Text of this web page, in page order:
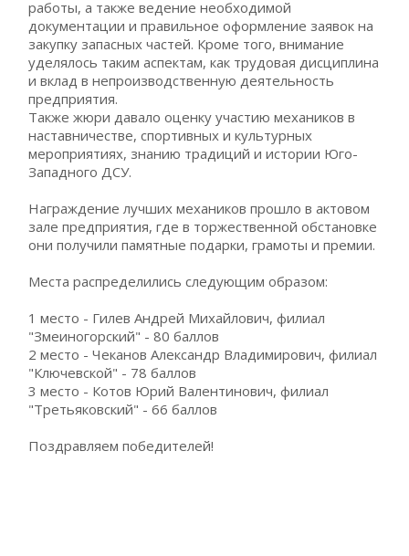
работы, а также ведение необходимой
документации и правильное оформление заявок на
закупку запасных частей. Кроме того, внимание
уделялось таким аспектам, как трудовая дисциплина
и вклад в непроизводственную деятельность
предприятия.
Также жюри давало оценку участию механиков в
наставничестве, спортивных и культурных
мероприятиях, знанию традиций и истории Юго-
Западного ДСУ.
Награждение лучших механиков прошло в актовом
зале предприятия, где в торжественной обстановке
они получили памятные подарки, грамоты и премии.
Места распределились следующим образом:
1 место - Гилев Андрей Михайлович, филиал
"Змеиногорский" - 80 баллов
2 место - Чеканов Александр Владимирович, филиал
"Ключевской" - 78 баллов
3 место - Котов Юрий Валентинович, филиал
"Третьяковский" - 66 баллов
Поздравляем победителей!